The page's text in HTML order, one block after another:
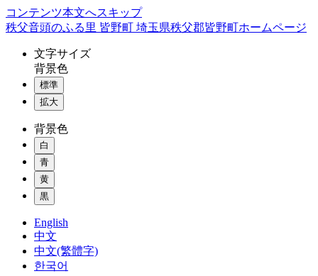
コンテンツ本文へスキップ
秩父音頭のふる里 皆野町 埼玉県秩父郡皆野町ホームページ
文字サイズ
背景色
標準
拡大
背景色
白
青
黄
黒
English
中文
中文(繁體字)
한국어